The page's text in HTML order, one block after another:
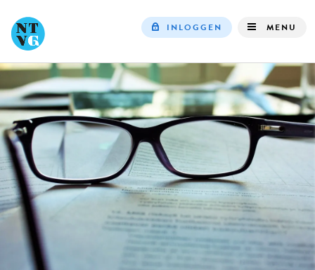
navigation
INLOGGEN MENU